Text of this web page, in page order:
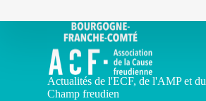
Actualités de l'ECF, de l'AMP et du
Champ freudien